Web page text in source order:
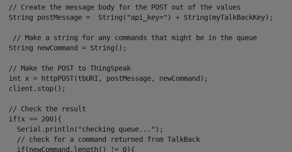
  // Create the message body for the POST out of the values
String postMessage =  String("api_key=") +
   // Make a string for any commands that might be in the queue
  String newCommand = String();
  // Make the POST to ThingSpeak
  int x = httpPOST(tbURI, postMessage, newCommand);
  client.stop();
  // Check the result
  if(x == 200){
    Serial.println("checking queue...");
    // check for a command returned from TalkBack
    if(newCommand.length() != 0){